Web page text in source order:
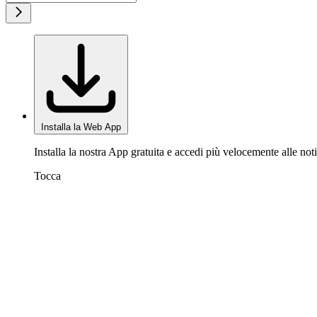
Installa la Web App
Installa la nostra App gratuita e accedi più velocemente alle
Tocca